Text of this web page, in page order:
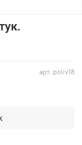
арт. poliv18